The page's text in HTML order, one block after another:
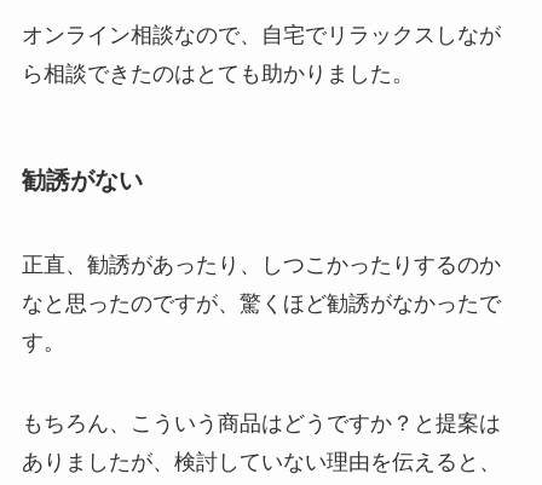
オンライン相談なので、自宅でリラックスしなが
ら相談できたのはとても助かりました。
勧誘がない
正直、勧誘があったり、しつこかったりするのか
なと思ったのですが、驚くほど勧誘がなかったで
す。
もちろん、こういう商品はどうですか？と提案は
ありましたが、検討していない理由を伝えると、